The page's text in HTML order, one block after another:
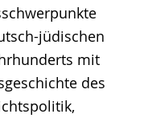
jüdischen
mit
des